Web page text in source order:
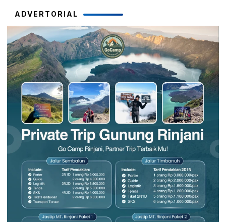
ADVERTORIAL